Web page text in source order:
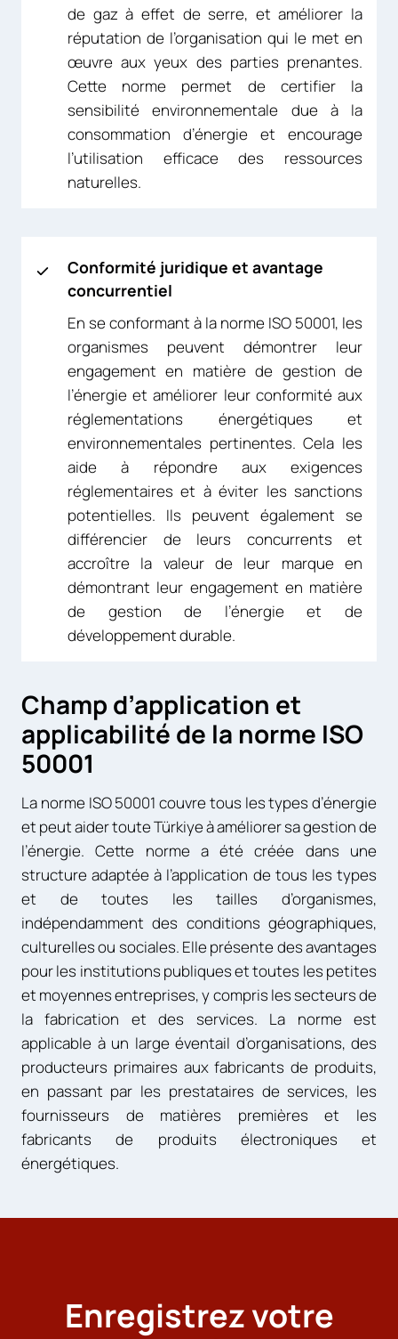
de gaz à effet de serre, et améliorer la
réputation de l’organisation qui le met en
œuvre aux yeux des parties prenantes.
Cette norme permet de certifier la
sensibilité environnementale due à la
consommation d’énergie et encourage
l’utilisation efficace des ressources
naturelles.
Conformité juridique et avantage
concurrentiel
En se conformant à la norme ISO 50001, les
organismes peuvent démontrer leur
engagement en matière de gestion de
l’énergie et améliorer leur conformité aux
réglementations énergétiques et
environnementales pertinentes. Cela les
aide à répondre aux exigences
réglementaires et à éviter les sanctions
potentielles. Ils peuvent également se
différencier de leurs concurrents et
accroître la valeur de leur marque en
démontrant leur engagement en matière
de gestion de l’énergie et de
développement durable.
Champ d’application et
applicabilité de la norme ISO
50001
La norme ISO 50001 couvre tous les types d’énergie
et peut aider toute Türkiye à améliorer sa gestion de
l’énergie. Cette norme a été créée dans une
structure adaptée à l’application de tous les types
et de toutes les tailles d’organismes,
indépendamment des conditions géographiques,
culturelles ou sociales. Elle présente des avantages
pour les institutions publiques et toutes les petites
et moyennes entreprises, y compris les secteurs de
la fabrication et des services. La norme est
applicable à un large éventail d’organisations, des
producteurs primaires aux fabricants de produits,
en passant par les prestataires de services, les
fournisseurs de matières premières et les
fabricants de produits électroniques et
énergétiques.
Enregistrez votre